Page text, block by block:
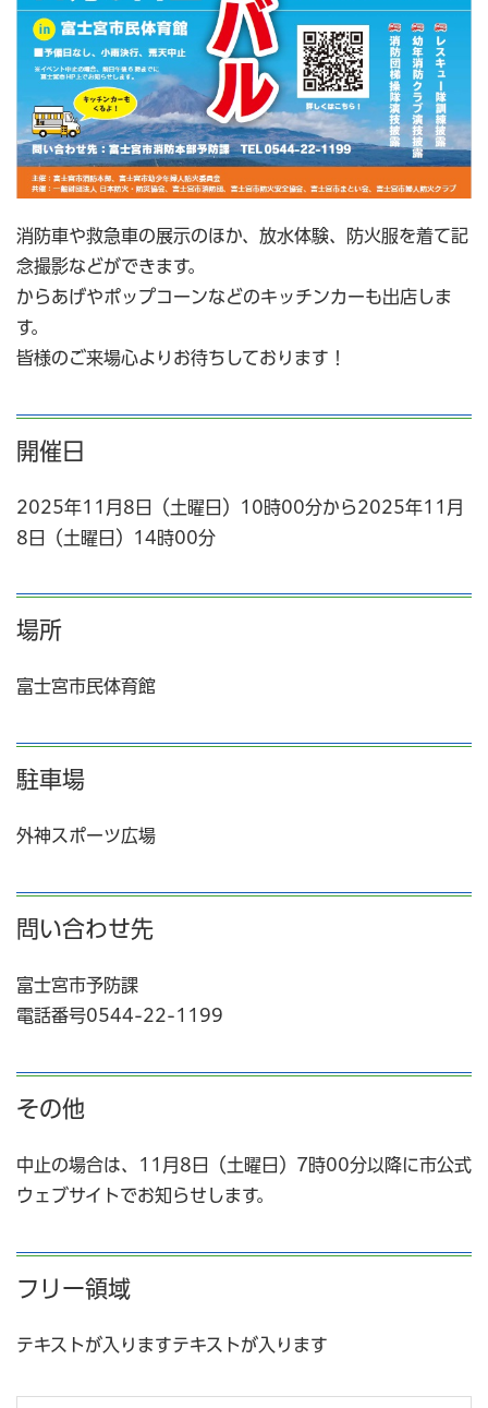
消防車や救急車の展示のほか、放水体験、防火服を着て記
念撮影などができます。
からあげやポップコーンなどのキッチンカーも出店しま
す。
皆様のご来場心よりお待ちしております！
開催日
2025年11月8日（土曜日）10時00分から2025年11月
8日（土曜日）14時00分
場所
富士宮市民体育館
駐車場
外神スポーツ広場
問い合わせ先
富士宮市予防課
電話番号0544-22-1199
その他
中止の場合は、11月8日（土曜日）7時00分以降に市公式
ウェブサイトでお知らせします。
フリー領域
テキストが入りますテキストが入ります